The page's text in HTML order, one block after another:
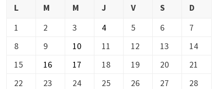
L
M M J V S
D
1
2 3 4 5 6
7
8
9 10 11 12 13
14
15
16 17 18 19 20
21
22
23 24 25 26 27
28